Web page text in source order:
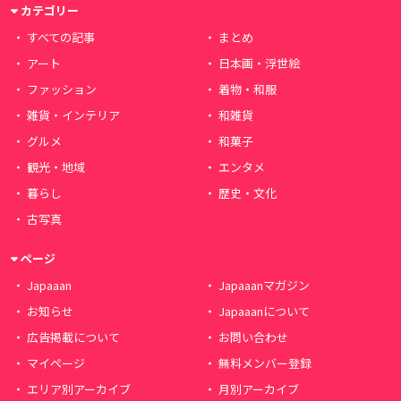
カテゴリー
すべての記事
まとめ
アート
日本画・浮世絵
ファッション
着物・和服
雑貨・インテリア
和雑貨
グルメ
和菓子
観光・地域
エンタメ
暮らし
歴史・文化
古写真
ページ
Japaaan
Japaaanマガジン
お知らせ
Japaaanについて
広告掲載について
お問い合わせ
マイページ
無料メンバー登録
エリア別アーカイブ
月別アーカイブ